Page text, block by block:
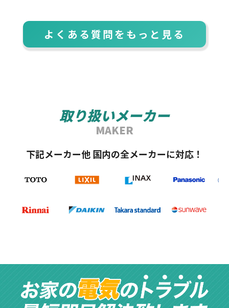
よくある質問をもっと見る
取り扱いメーカー
MAKER
下記メーカー他 国内の全メーカーに対応！